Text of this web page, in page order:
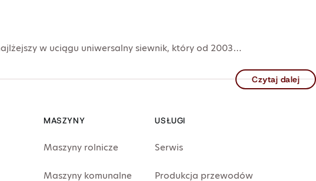
w uciągu uniwersalny siewnik, który od 2003…
Czytaj dalej
MASZYNY
Maszyny rolnicze
Maszyny komunalne
USŁUGI
Serwis
Produkcja przewodów